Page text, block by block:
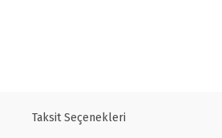
Taksit Seçenekleri